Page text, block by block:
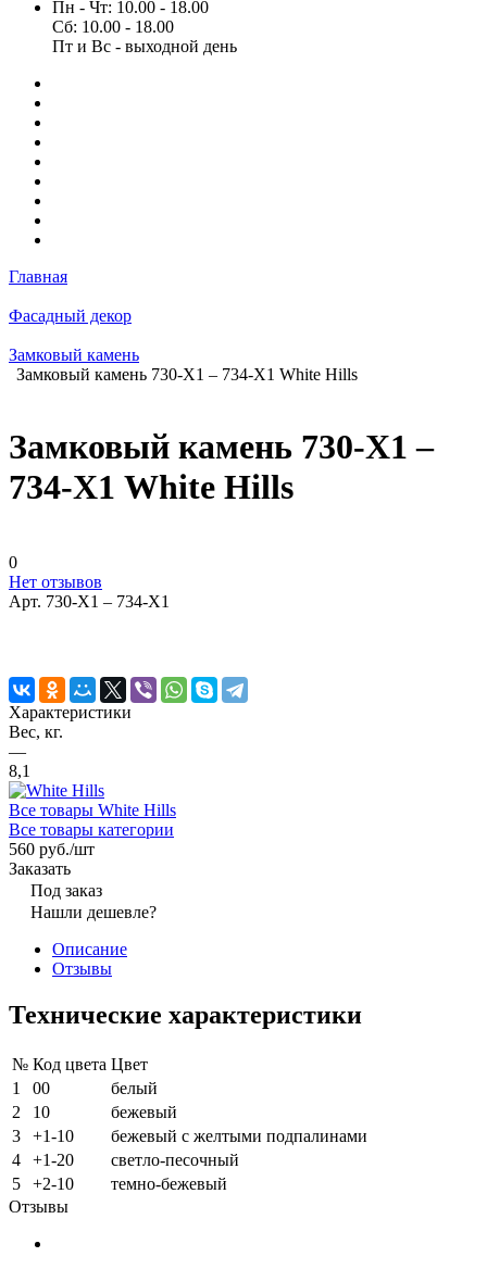
Пн - Чт: 10.00 - 18.00
Сб: 10.00 - 18.00
Пт и Вс - выходной день
Главная
Фасадный декор
Замковый камень
Замковый камень 730-Х1 – 734-Х1 White Hills
Замковый камень 730-Х1 –
734-Х1 White Hills
0
Нет отзывов
Арт. 730-Х1 – 734-Х1
Характеристики
Вес, кг.
—
8,1
Все товары White Hills
Все товары категории
560 руб./шт
Заказать
Под заказ
Нашли дешевле?
Описание
Отзывы
Технические характеристики
№ Код цвета Цвет
1
00
белый
2
10
бежевый
3
+1-10
бежевый с желтыми подпалинами
4
+1-20
светло-песочный
5
+2-10
темно-бежевый
Отзывы